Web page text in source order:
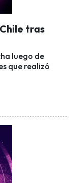
tras
luego de
que realizó